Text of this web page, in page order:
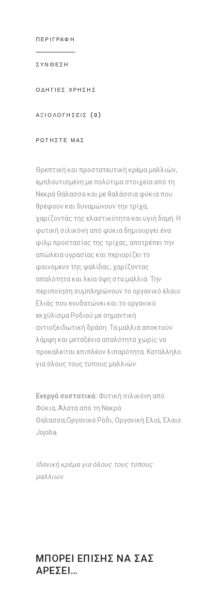
ΠΕΡΙΓΡΑΦΗ
ΣΥΝΘΕΣΗ
ΟΔΗΓΙΕΣ ΧΡΗΣΗΣ
ΑΞΙΟΛΟΓΗΣΕΙΣ (0)
ΡΩΤΗΣΤΕ ΜΑΣ
Θρεπτική και προστατευτική κρέμα μαλλιών,
εμπλουτισμένη με πολύτιμα στοιχεία από τη
Νεκρά Θάλασσα και με θαλάσσια φύκια που
θρέφουν και δυναμώνουν την τρίχα,
χαρίζοντάς της ελαστικότητα και υγιή δομή. Η
φυτική σιλικόνη από φύκια δημιουργεί ένα
φιλμ προστασίας της τρίχας, αποτρέπει την
απώλεια υγρασίας και περιορίζει το
φαινόμενο της ψαλίδας, χαρίζοντας
απαλότητα και λεία όψη στα μαλλιά. Την
περιποίηση συμπληρώνουν το οργανικό έλαιο
Ελιάς που ενυδατώνει και το οργανικό
εκχύλισμα Ροδιού με σημαντική
αντιοξειδωτική δράση. Τα μαλλιά αποκτούν
λάμψη και μεταξένια απαλότητα χωρίς να
προκαλείται επιπλέον λιπαρότητα. Κατάλληλο
για όλους τους τύπους μαλλιών.
Ενεργά συστατικά: Φυτική σιλικόνη από
Φύκια, Άλατα από τη Νεκρά
Θάλασσα,Οργανικό Ρόδι, Οργανική Ελιά, Έλαιο
Jojoba.
Ιδανική κρέμα για όλους τους τύπους
μαλλιών.
ΜΠΟΡΕΙ ΕΠΙΣΗΣ ΝΑ ΣΑΣ
ΑΡΕΣΕΙ…